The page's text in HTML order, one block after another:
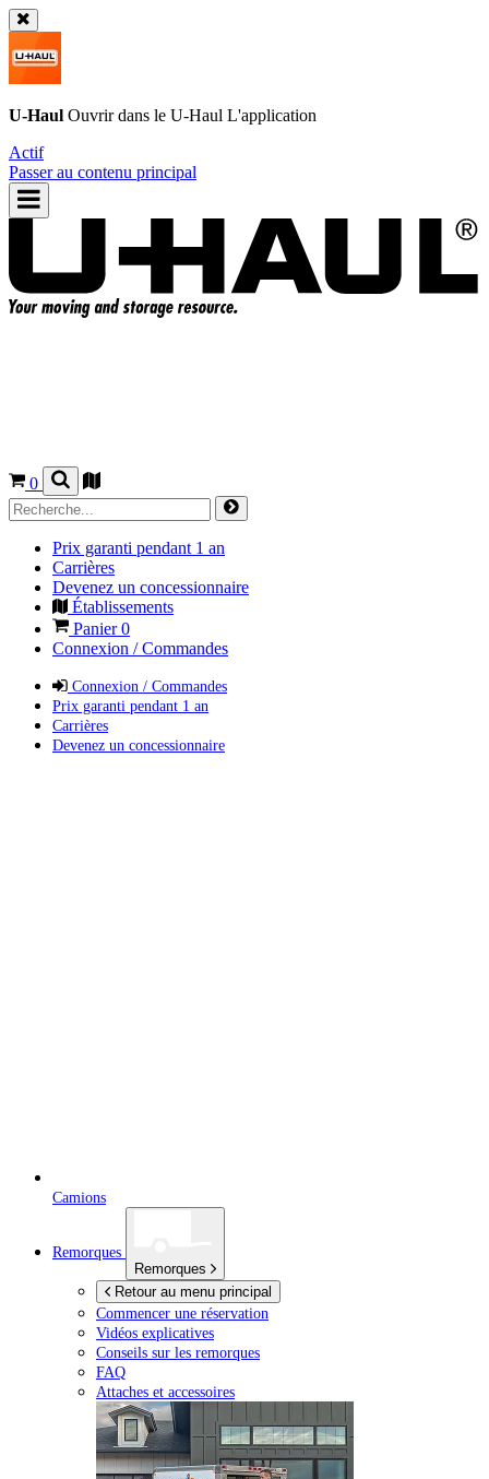
U-Haul Ouvrir dans le U-Haul L'application
Actif
Passer au contenu principal
0
Prix garanti pendant 1 an
Carrières
Devenez un concessionnaire
Établissements
Panier0
Connexion / Commandes
Connexion / Commandes
Prix garanti pendant 1 an
Carrières
Devenez un concessionnaire
Camions
Remorques
Remorques
Retour au menu principal
Commencer une réservation
Vidéos explicatives
Conseils sur les remorques
FAQ
Attaches et accessoires